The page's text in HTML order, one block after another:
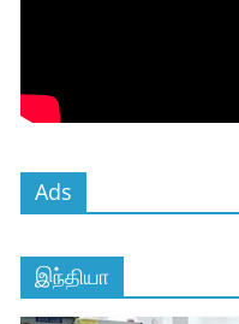
Ads
இந்தியா